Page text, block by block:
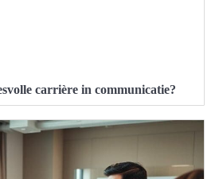
carrière in communicatie?